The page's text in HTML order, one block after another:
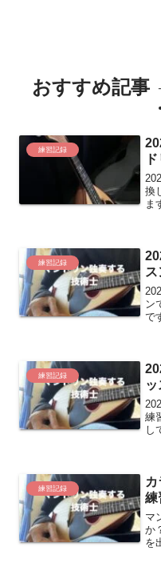
おすすめ記事
練習記録
換
ま
練習記録
ン
で
題
す
練習記録
練
し
そ
練習記録
練
マ
か
を